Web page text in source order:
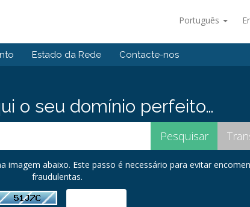
Português
Estado da Rede Contacte-nos
o seu domínio perfeito…
imagem abaixo. Este passo é necessário para evitar
fraudulentas.